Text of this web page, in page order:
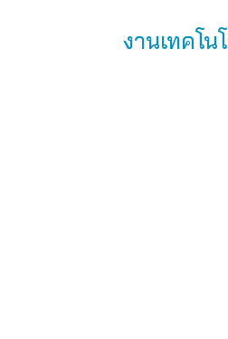
งานเทคโ